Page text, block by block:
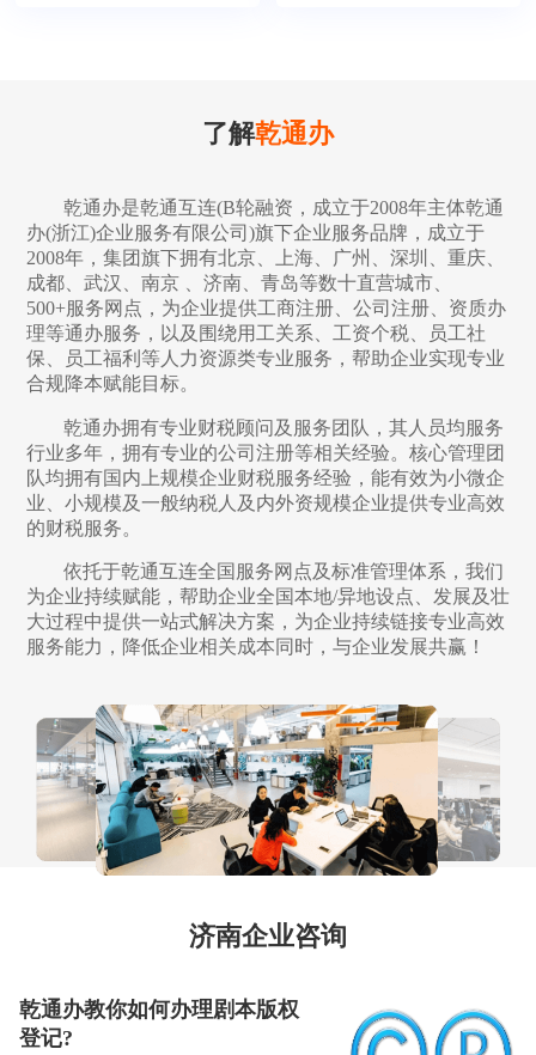
了解乾通办
乾通办是乾通互连(B轮融资，成立于2008年主体乾通
办(浙江)企业服务有限公司)旗下企业服务品牌，成立于
2008年，集团旗下拥有北京、上海、广州、深圳、重庆、
成都、武汉、南京 、济南、青岛等数十直营城市、
500+服务网点，为企业提供工商注册、公司注册、资质办
理等通办服务，以及围绕用工关系、工资个税、员工社
保、员工福利等人力资源类专业服务，帮助企业实现专业
合规降本赋能目标。
乾通办拥有专业财税顾问及服务团队，其人员均服务
行业多年，拥有专业的公司注册等相关经验。核心管理团
队均拥有国内上规模企业财税服务经验，能有效为小微企
业、小规模及一般纳税人及内外资规模企业提供专业高效
的财税服务。
依托于乾通互连全国服务网点及标准管理体系，我们
为企业持续赋能，帮助企业全国本地/异地设点、发展及壮
大过程中提供一站式解决方案，为企业持续链接专业高效
服务能力，降低企业相关成本同时，与企业发展共赢！
济南企业咨询
乾通办教你如何办理剧本版权
登记?